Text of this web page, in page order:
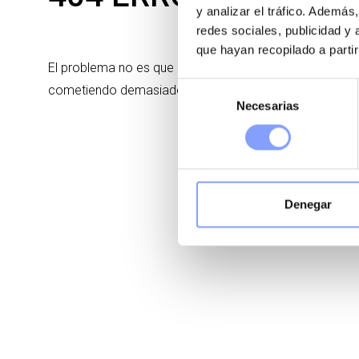
y analizar el tráfico.
redes sociales, publicidad y
que hayan recopilado a
Selección
consentimiento
Necesarias
Denegar
El problema no es que estemos cometiendo
cometiendo demasiado pocos. (Phil Knight)